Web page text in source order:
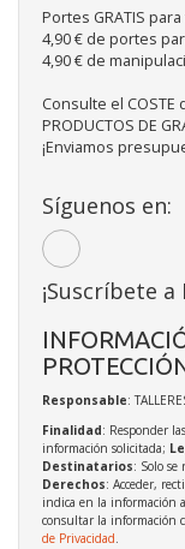
Portes GRATIS
4,90 € de portes
4,90 € de
Consulte el COSTE
PRODUCTOS DE
¡Enviamos
Síguenos en:
¡Suscríbete
Responsable:
Finalidad: Responder
información solicitada;
Destinatarios: Solo se
Derechos: Acceder,
indica en la información
consultar la información
de Privacidad.